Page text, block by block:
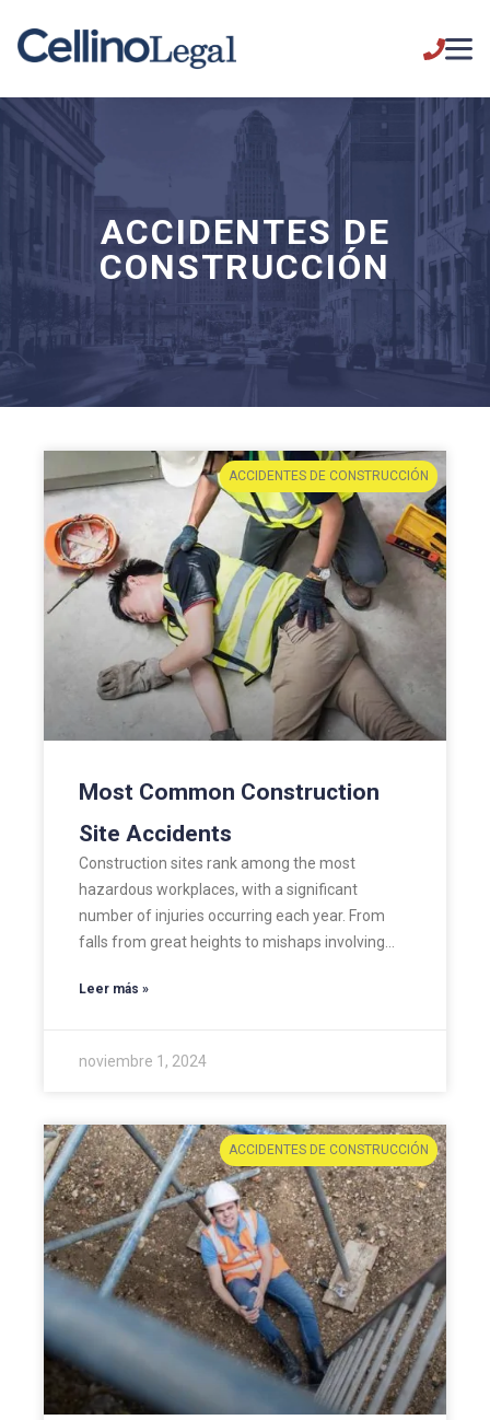
ACCIDENTES DE
CONSTRUCCIÓN
ACCIDENTES DE CONSTRUCCIÓN
Most Common Construction
Site Accidents
Construction sites rank among the most
hazardous workplaces, with a significant
number of injuries occurring each year. From
falls from great heights to mishaps involving…
Leer más »
noviembre 1, 2024
ACCIDENTES DE CONSTRUCCIÓN